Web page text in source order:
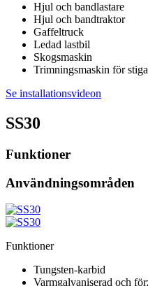
Hjul och bandlastare
Hjul och bandtraktor
Gaffeltruck
Ledad lastbil
Skogsmaskin
Trimningsmaskin för
Se installationsvideon
SS30
Funktioner
Användningsområden
Funktioner
Tungsten-karbid
Varmgalvaniserad och